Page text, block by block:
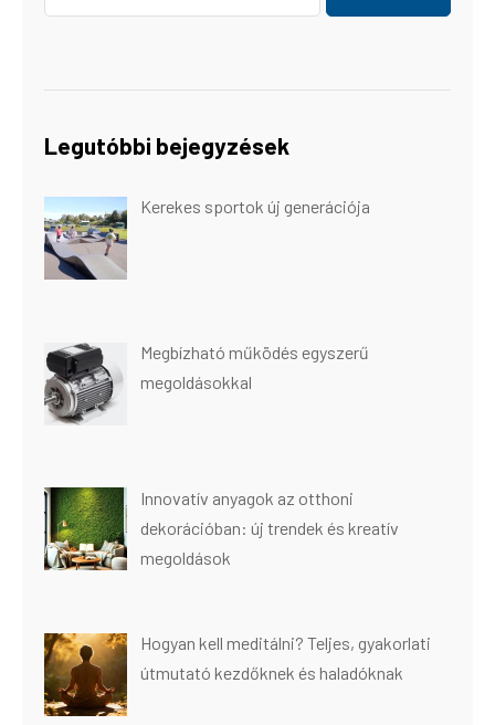
Legutóbbi bejegyzések
Kerekes sportok új generációja
Megbízható működés egyszerű
megoldásokkal
Innovatív anyagok az otthoni
dekorációban: új trendek és kreatív
megoldások
Hogyan kell meditálni? Teljes, gyakorlati
útmutató kezdőknek és haladóknak